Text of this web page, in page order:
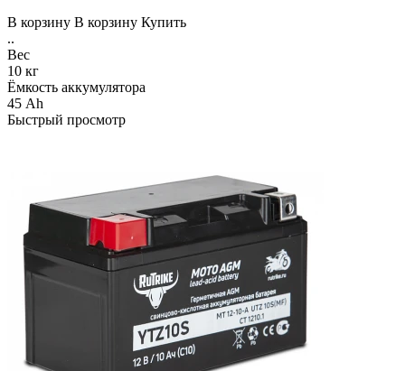
В корзину В корзину Купить
..
Вес
10 кг
Ёмкость аккумулятора
45 Ah
Быстрый просмотр